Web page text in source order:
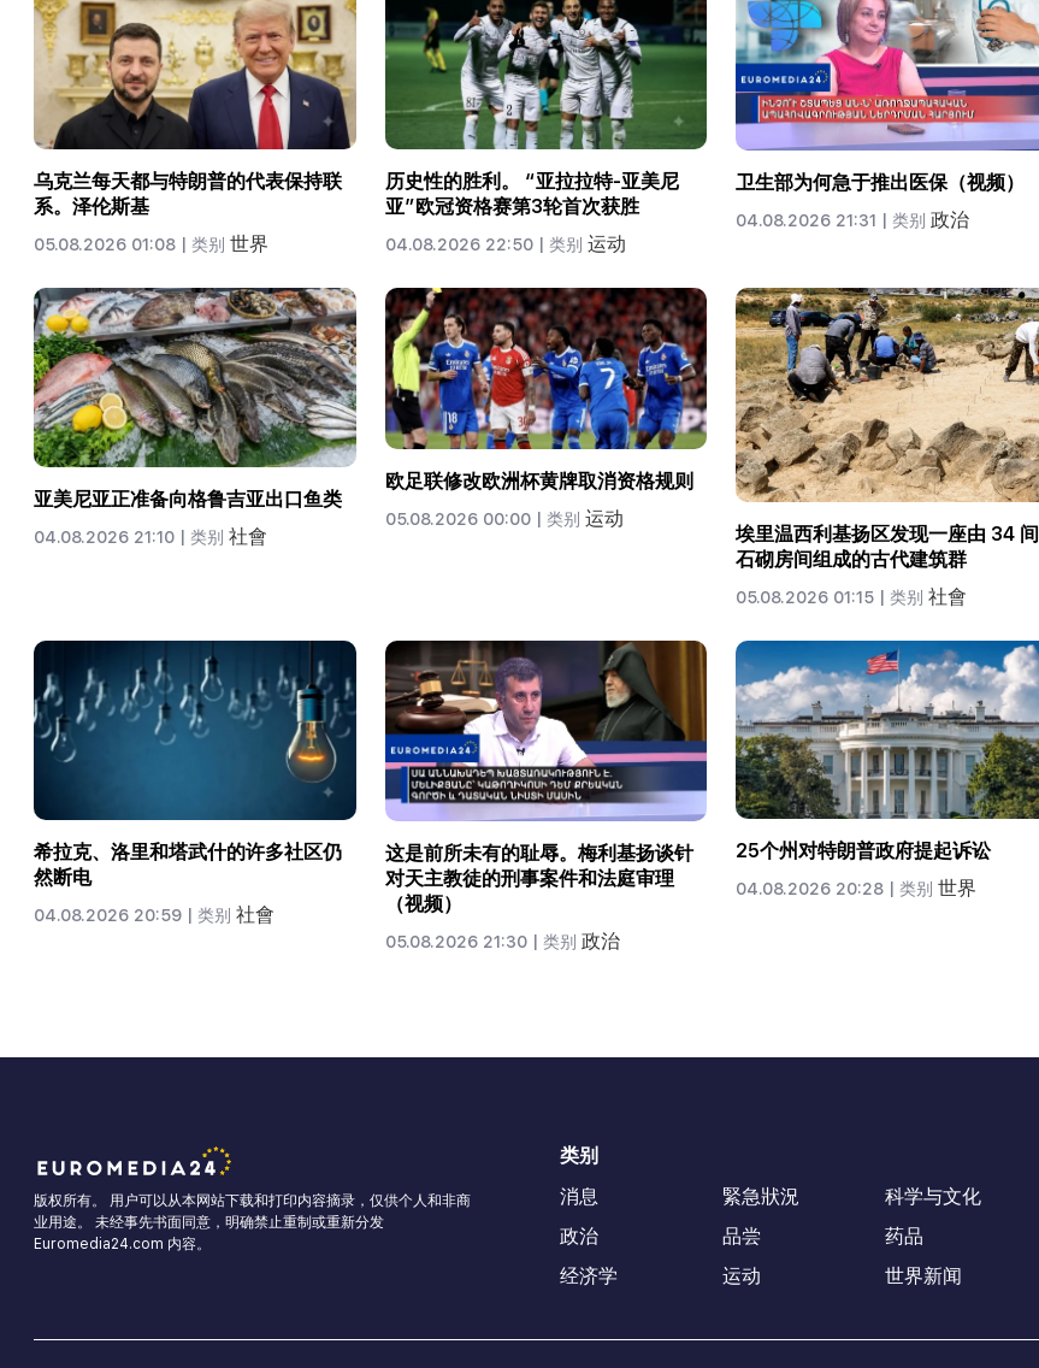
乌克兰每天都与特朗普的代表保持联
系。泽伦斯基
05.08.2026 01:08 | 类别 世界
历史性的胜利。 “亚拉拉特-亚美尼
亚”欧冠资格赛第3轮首次获胜
04.08.2026 22:50 | 类别 运动
卫生部为何急于推出医保（视频）
04.08.2026 21:31 | 类别政治
亚美尼亚正准备向格鲁吉亚出口鱼类
04.08.2026 21:10 | 类别 社會
欧足联修改欧洲杯黄牌取消资格规则
05.08.2026 00:00 | 类别 运动
埃里温西利基扬区发现一座由 34 间
石砌房间组成的古代建筑群
05.08.2026 01:15 | 类别社會
希拉克、洛里和塔武什的许多社区仍
然断电
04.08.2026 20:59 | 类别 社會
这是前所未有的耻辱。梅利基扬谈针
对天主教徒的刑事案件和法庭审理
（视频）
05.08.2026 21:30 | 类别 政治
25个州对特朗普政府提起诉讼
04.08.2026 20:28 | 类别世界
版权所有。 用户可以从本网站下载和打印内容摘录，仅供个人和非商
业用途。 未经事先书面同意，明确禁止重制或重新分发
Euromedia24.com 内容。
类别
消息
政治
经济学
緊急狀況
品尝
运动
科学与文化
药品
世界新闻